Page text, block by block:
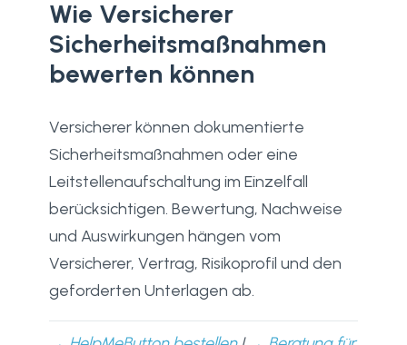
Wie Versicherer
Sicherheitsmaßnahmen
bewerten können
Versicherer können dokumentierte
Sicherheitsmaßnahmen oder eine
Leitstellenaufschaltung im Einzelfall
berücksichtigen. Bewertung, Nachweise
und Auswirkungen hängen vom
Versicherer, Vertrag, Risikoprofil und den
geforderten Unterlagen ab.